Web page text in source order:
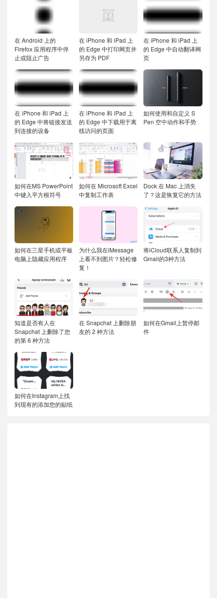
在 Android 上的
Firefox 应用程序中停
止或阻止广告
在 iPhone 和 iPad 上
的 Edge 中打印网页并
另存为 PDF
在 iPhone 和 iPad 上
的 Edge 中自动翻译网
页
在 iPhone 和 iPad 上
的 Edge 中将链接发送
到连接的设备
在 iPhone 和 iPad 上
的 Edge 中下载用于离
线访问的页面
如何使用和自定义 S
Pen 空中动作和手势
如何在MS PowerPoint
中键入平方根符号
如何在 Microsoft Excel
中复制工作表
Dock 在 Mac 上消失
了？这是恢复它的方法
如何在三星手机或平板
电脑上隐藏应用程序
为什么我在iMessage
上看不到图片？轻松修
复！
将iCloud联系人复制到
Gmail的3种方法
知道是否有人在
Snapchat 上删除了您
的第 6 种方法
在 Snapchat 上删除朋
友的 2 种方法
如何在Gmail上暂停邮
件
如何在Instagram上找
到现有的添加您的贴纸